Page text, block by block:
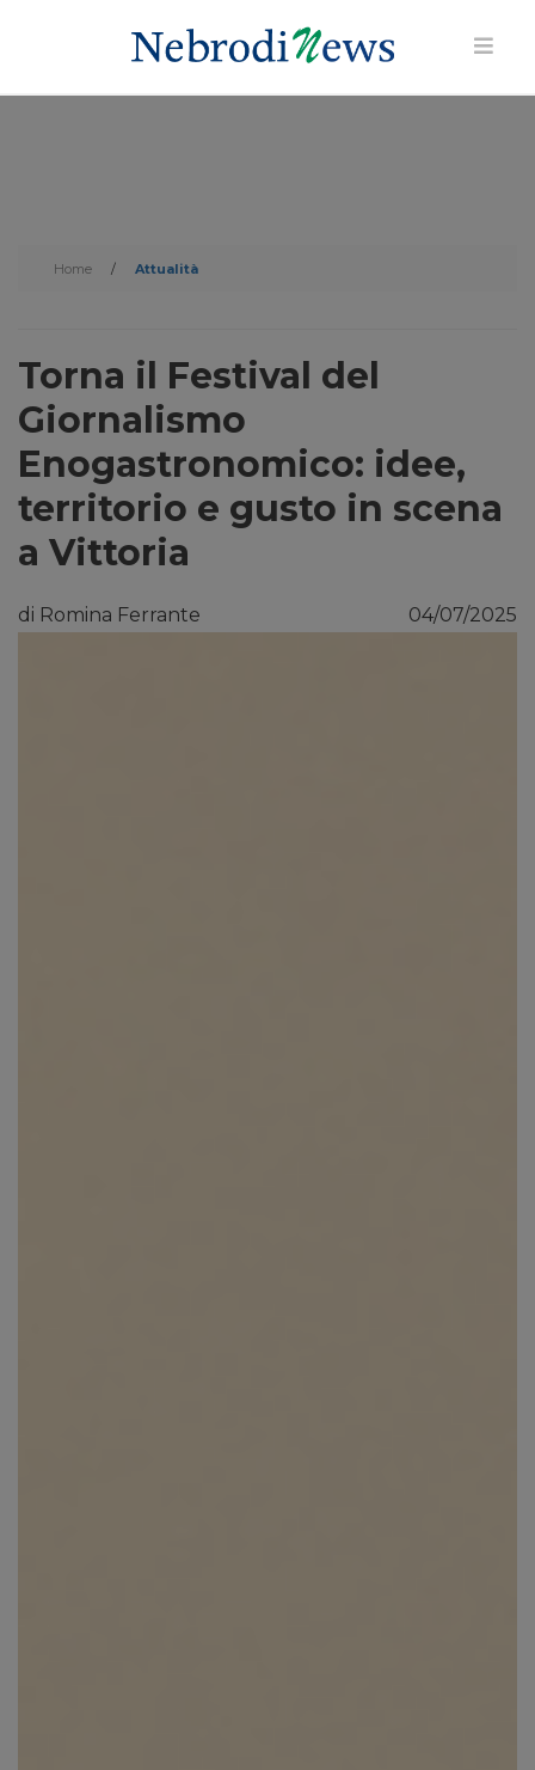
Home / Attualità
Torna il Festival del
Giornalismo
Enogastronomico: idee,
territorio e gusto in scena
a Vittoria
di Romina Ferrante 04/07/2025